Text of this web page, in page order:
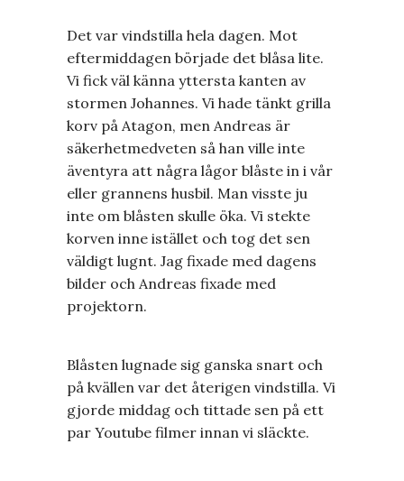
Det var vindstilla hela dagen. Mot
eftermiddagen började det blåsa lite.
Vi fick väl känna yttersta kanten av
stormen Johannes. Vi hade tänkt grilla
korv på Atagon, men Andreas är
säkerhetmedveten så han ville inte
äventyra att några lågor blåste in i vår
eller grannens husbil. Man visste ju
inte om blåsten skulle öka. Vi stekte
korven inne istället och tog det sen
väldigt lugnt. Jag fixade med dagens
bilder och Andreas fixade med
projektorn.
Blåsten lugnade sig ganska snart och
på kvällen var det återigen vindstilla. Vi
gjorde middag och tittade sen på ett
par Youtube filmer innan vi släckte.